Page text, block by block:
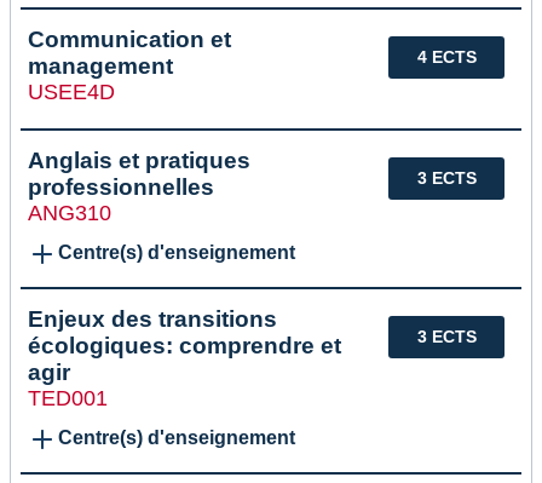
4 ECTS
Communication et
management
USEE4D
3 ECTS
Anglais et pratiques
professionnelles
ANG310
Centre(s) d'enseignement
3 ECTS
Enjeux des transitions
écologiques: comprendre et
agir
TED001
Centre(s) d'enseignement